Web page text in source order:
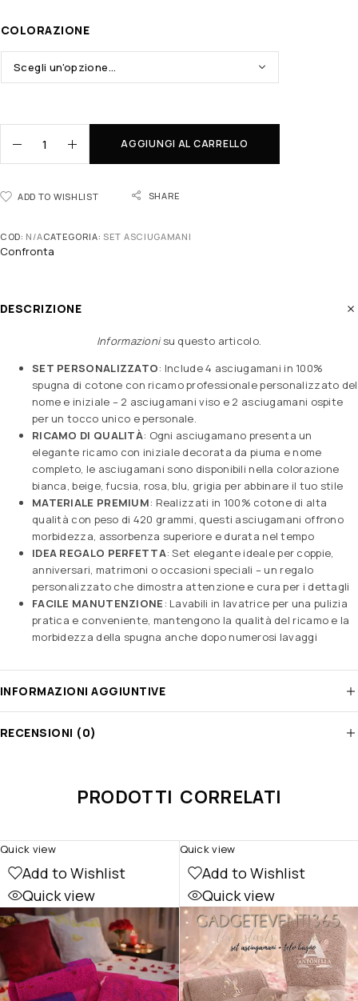
COLORAZIONE
AGGIUNGI AL CARRELLO
ADD TO WISHLIST SHARE
COD: N/ACATEGORIA: SET ASCIUGAMANI
Confronta
DESCRIZIONE
Informazionisu questo articolo.
SET PERSONALIZZATO: Include 4 asciugamani in 100%
spugna di cotone con ricamo professionale personalizzato del
nome e iniziale – 2 asciugamani viso e 2 asciugamani ospite
per un tocco unico e personale.
RICAMO DI QUALITÀ: Ogni asciugamano presenta un
elegante ricamo con iniziale decorata da piuma e nome
completo, le asciugamani sono disponibili nella colorazione
bianca, beige, fucsia, rosa, blu, grigia per abbinare il tuo stile
MATERIALE PREMIUM: Realizzati in 100% cotone di alta
qualità con peso di 420 grammi, questi asciugamani offrono
morbidezza, assorbenza superiore e durata nel tempo
IDEA REGALO PERFETTA: Set elegante ideale per coppie,
anniversari, matrimoni o occasioni speciali – un regalo
personalizzato che dimostra attenzione e cura per i dettagli
FACILE MANUTENZIONE: Lavabili in lavatrice per una pulizia
pratica e conveniente, mantengono la qualità del ricamo e la
morbidezza della spugna anche dopo numerosi lavaggi
INFORMAZIONI AGGIUNTIVE
RECENSIONI (0)
PRODOTTI CORRELATI
Add to Wishlist
Quick view
Quick view
Add to Wishlist
Quick view
Quick view